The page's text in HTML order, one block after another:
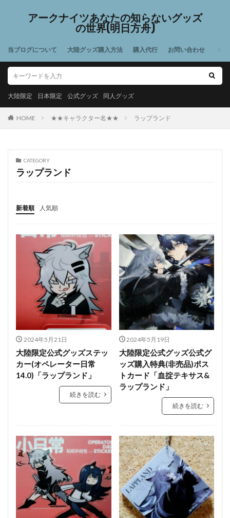
アークナイツあなたの知らないグッズ
の世界(明日方舟)
当ブログについて 大陸グッズ購入方法 購入代行 お問い合わせ
大陸限定 日本限定 公式グッズ 同人グッズ
HOME ★★キャラクター名★★ ラップランド
CATEGORY
ラップランド
新着順 人気順
2024年5月21日
大陸限定公式グッズステッ
カー(オペレーター日常
14.0)「ラップランド」
続きを読む
2024年5月19日
大陸限定公式グッズ公式グ
ッズ購入特典(非売品)ポス
トカード「血掟テキサス&
ラップランド」
続きを読む